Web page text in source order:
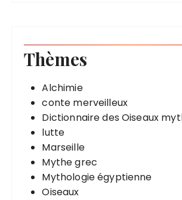
Thèmes
Alchimie
conte merveilleux
Dictionnaire des Oiseaux
lutte
Marseille
Mythe grec
Mythologie égyptienne
Oiseaux